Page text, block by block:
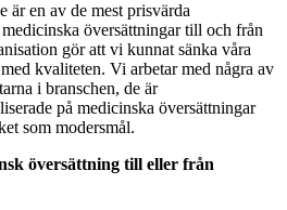
är en av de mest prisvärda
översättningar till och från
gör att vi kunnat sänka våra
kvaliteten. Vi arbetar med några av
i branschen, de är
på medicinska översättningar
som modersmål.
översättning till eller från